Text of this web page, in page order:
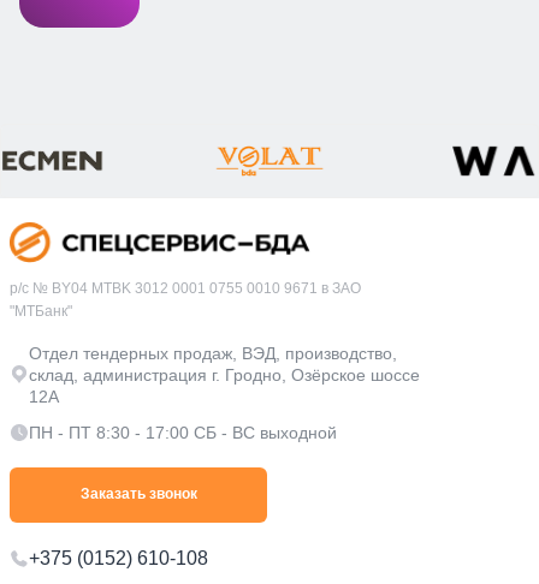
р/с № BY04 MTBK 3012 0001 0755 0010 9671 в ЗАО
"МТБанк"
Отдел тендерных продаж, ВЭД, производство,
склад, администрация г. Гродно, Озёрское шоссе
12А
ПН - ПТ 8:30 - 17:00 СБ - ВС выходной
Заказать звонок
+375 (0152) 610-108